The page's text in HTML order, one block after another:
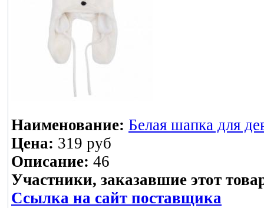
Наименование: Белая шапка для
Цена: 319 руб
Описание: 46
Участники, заказавшие этот
Ссылка на сайт поставщика